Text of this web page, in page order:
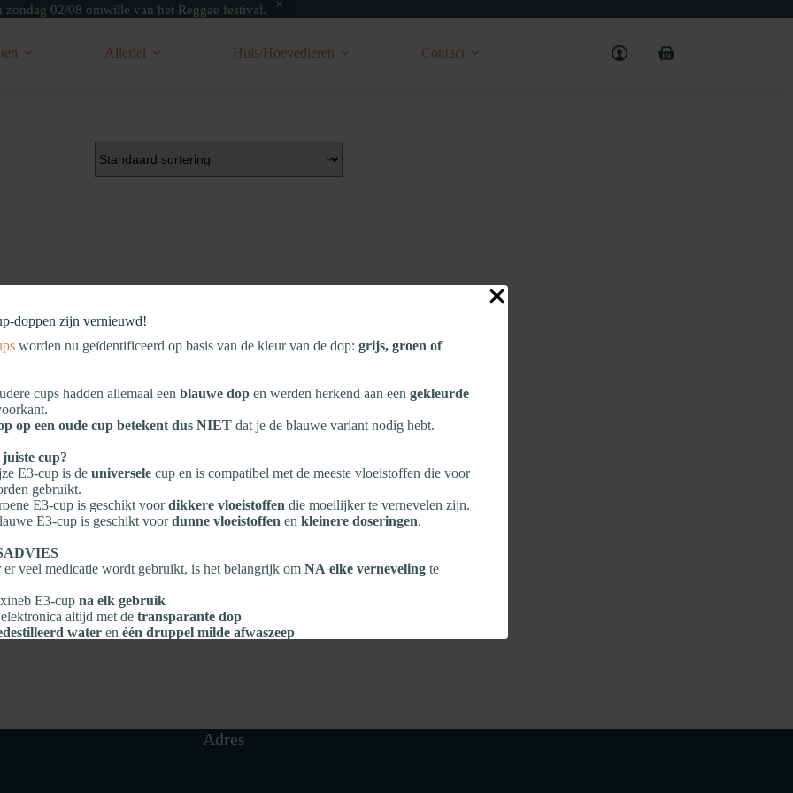
02/08 omwille van het Reggae festival.
zijn vernieuwd!
worden nu geïdentificeerd op basis van de kleur van de dop: grijs, groen of
cups hadden allemaal een blauwe dop en werden herkend aan een gekleurde
op een oude cup betekent dus NIET dat je de blauwe variant nodig hebt.
cup?
E3‑cup is de universele cup en is compatibel met de meeste vloeistoffen die voor
gebruikt.
E3‑cup is geschikt voordikkere vloeistoffen die moeilijker te vernevelen zijn.
E3‑cup is geschikt voordunne vloeistoffen en kleinere doseringen.
er veel medicatie wordt gebruikt, is het belangrijk om NA elke verneveling te
E3‑cup na elk gebruik
altijd met de transparante dop
water en één druppel milde afwaszeep
Allerlei Huis/Hoevedieren Contact
Shopping
Adres